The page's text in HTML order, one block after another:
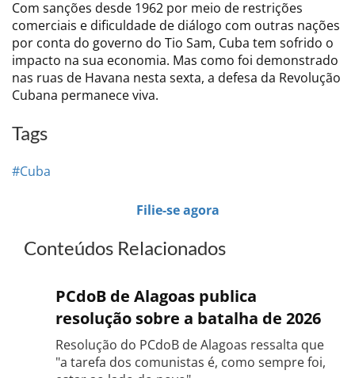
Com sanções desde 1962 por meio de restrições
comerciais e dificuldade de diálogo com outras nações
por conta do governo do Tio Sam, Cuba tem sofrido o
impacto na sua economia. Mas como foi demonstrado
nas ruas de Havana nesta sexta, a defesa da Revolução
Cubana permanece viva.
Tags
#Cuba
Filie-se agora
Conteúdos Relacionados
PCdoB de Alagoas publica
resolução sobre a batalha de 2026
Resolução do PCdoB de Alagoas ressalta que
"a tarefa dos comunistas é, como sempre foi,